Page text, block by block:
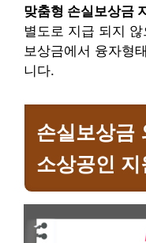
맞춤형 손실보상금
별도로 지급 되지
보상금에서 융자형
니다.
손실보상금
소상공인 지